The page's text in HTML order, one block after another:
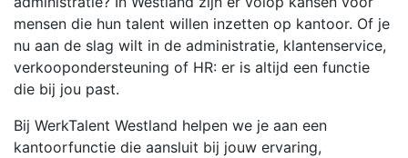
mensen die hun talent willen inzetten op kantoor. Of je
nu aan de slag wilt in de administratie, klantenservice,
verkoopondersteuning of HR: er is altijd een functie
die bij jou past.
Bij WerkTalent Westland helpen we je aan een
kantoorfunctie die aansluit bij jouw ervaring,